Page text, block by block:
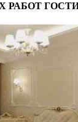
РАБОТ